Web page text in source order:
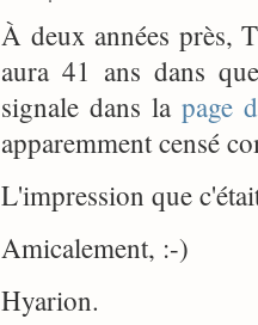
À deux années près,
aura 41 ans dans
signale dans lapage
apparemment censé
L'impression que
Amicalement, :-)
Hyarion.